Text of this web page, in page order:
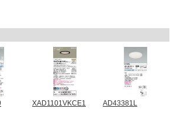
XAD1101VKCE1 AD43381L